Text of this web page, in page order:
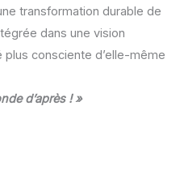
transformation durable de
dans une vision
plus consciente d’elle-même
d’après ! »